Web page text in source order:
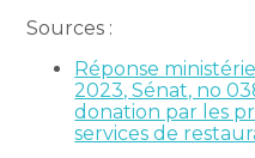
Sources :
Réponse
2023, Sénat, no
donation par les
services de